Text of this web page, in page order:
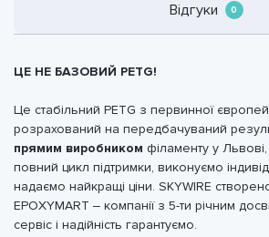
Відгуки 0
ЦЕ НЕ БАЗОВИЙ PETG!
Це стабільний PETG з первинної
розрахований на передбачуваний
прямим виробником філаменту у
повний цикл підтримки, виконуємо
надаємо найкращі ціни. SKYWIRE
EPOXYMART – компанії з 5-ти річним
сервіс і надійність гарантуємо.